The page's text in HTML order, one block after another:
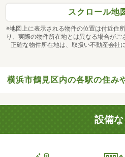
スクロール地
※地図上に表示される物件の位置は付近住
り、実際の物件所在地とは異なる場合がご
正確な物件所在地は、取扱い不動産会社
横浜市鶴見区内の各駅の住み
設備